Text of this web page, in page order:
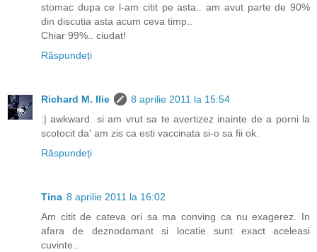
stomac dupa ce l-am citit pe asta.. am avut parte de 90%
din discutia asta acum ceva timp..
Chiar 99%.. ciudat!
Răspundeți
Richard M. Ilie
8 aprilie 2011 la 15:54
:| awkward. si am vrut sa te avertizez inainte de a porni la
scotocit da' am zis ca esti vaccinata si-o sa fii ok.
Răspundeți
Tina 8 aprilie 2011 la 16:02
Am citit de cateva ori sa ma conving ca nu exagerez. In
afara de deznodamant si locatie sunt exact aceleasi
cuvinte..